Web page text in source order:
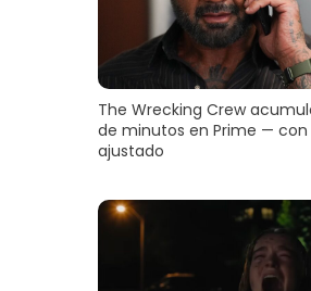
The Wrecking Crew
de minutos en Prime —
ajustado